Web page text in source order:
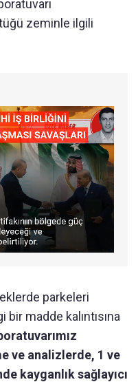
zeminle ilgili
parkeleri
bir madde kalıntısına
ve analizlerde, 1 ve
kayganlık sağlayıcı